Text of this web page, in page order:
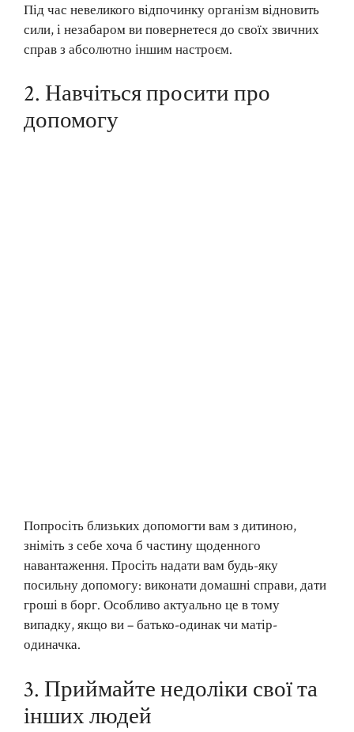
Під час невеликого відпочинку організм відновить
сили, і незабаром ви повернетеся до своїх звичних
справ з абсолютно іншим настроєм.
2. Навчіться просити про
допомогу
Попросіть близьких допомогти вам з дитиною,
зніміть з себе хоча б частину щоденного
навантаження. Просіть надати вам будь-яку
посильну допомогу: виконати домашні справи, дати
гроші в борг. Особливо актуально це в тому
випадку, якщо ви – батько-одинак чи матір-
одиначка.
3. Приймайте недоліки свої та
інших людей